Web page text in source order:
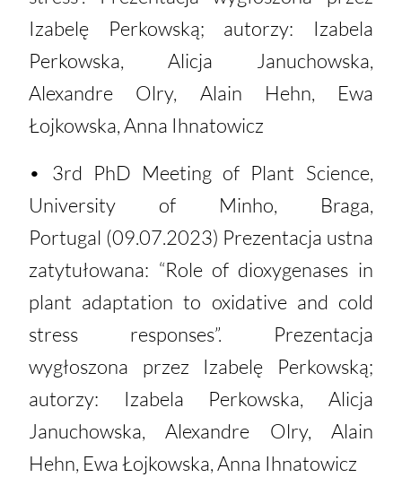
Izabelę Perkowską; autorzy: Izabela
Perkowska, Alicja Januchowska,
Alexandre Olry, Alain Hehn, Ewa
Łojkowska, Anna Ihnatowicz
• 3rd PhD Meeting of Plant Science,
University of Minho, Braga,
Portugal (09.07.2023) Prezentacja ustna
zatytułowana: “Role of dioxygenases in
plant adaptation to oxidative and cold
stress responses”. Prezentacja
wygłoszona przez Izabelę Perkowską;
autorzy: Izabela Perkowska, Alicja
Januchowska, Alexandre Olry, Alain
Hehn, Ewa Łojkowska, Anna Ihnatowicz